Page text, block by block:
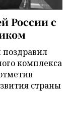
России с
комплекса
страны